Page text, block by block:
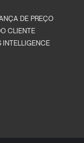
DE PREÇO
CLIENTE
INTELLIGENCE